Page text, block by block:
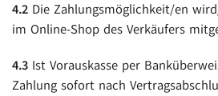
4.2 Die Zahlungsmöglichkeit/en
im Online-Shop des Verkäufers
4.3 Ist Vorauskasse per
Zahlung sofort nach